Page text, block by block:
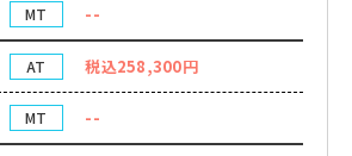
MT --
AT 税込258,300円
MT --